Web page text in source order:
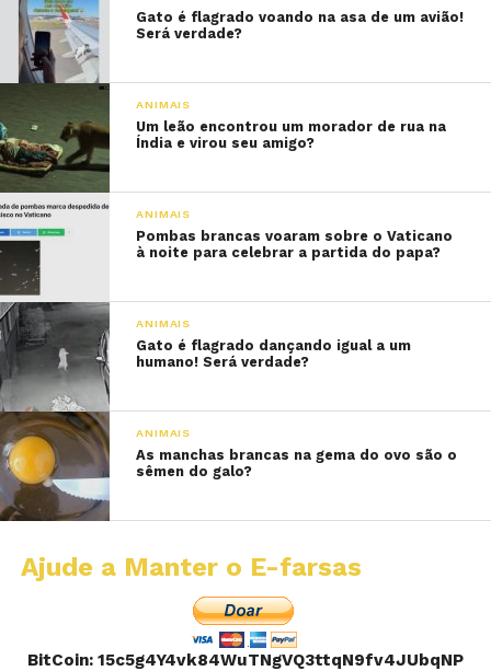
Gato é flagrado voando na asa de um avião!
Será verdade?
ANIMAIS
Um leão encontrou um morador de rua na
Índia e virou seu amigo?
ANIMAIS
Pombas brancas voaram sobre o Vaticano
à noite para celebrar a partida do papa?
ANIMAIS
Gato é flagrado dançando igual a um
humano! Será verdade?
ANIMAIS
As manchas brancas na gema do ovo são o
sêmen do galo?
Ajude a Manter o E-farsas
BitCoin: 15c5g4Y4vk84WuTNgVQ3ttqN9fv4JUbqNP